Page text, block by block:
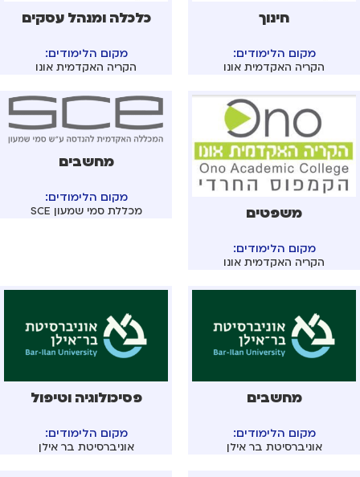
חינוך
מקום הלימודים:
הקריה האקדמית אונו
כלכלה ומנהל עסקים
מקום הלימודים:
הקריה האקדמית אונו
משפטים
מקום הלימודים:
הקריה האקדמית אונו
מחשבים
מקום הלימודים:
מכללת סמי שמעון SCE
מחשבים
מקום הלימודים:
אוניברסיטת בר אילן
פסיכולוגיה וטיפול
מקום הלימודים:
אוניברסיטת בר אילן